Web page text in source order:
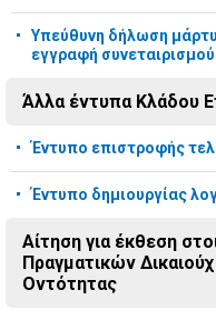
Υπεύθυνη δήλωση
εγγραφή συνεταιρισμού
Άλλα έντυπα Κλάδου
Έντυπο επιστροφής
Έντυπο δημιουργίας
Αίτηση για έκθεση
Πραγματικών
Οντότητας